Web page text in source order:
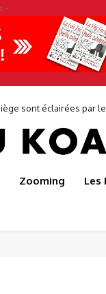
-
sont éclairées par
Zooming Les